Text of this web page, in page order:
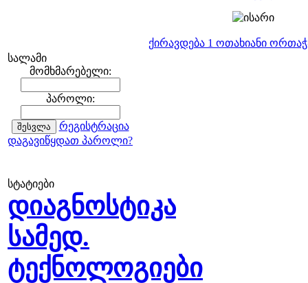
ქირავდება 1 ოთახიანი
სალამი
მომხმარებელი:
პაროლი:
რეგისტრაცია
დაგავიწყდათ პაროლი?
სტატიები
დიაგნოსტიკა
სამედ.
ტექნოლოგიები